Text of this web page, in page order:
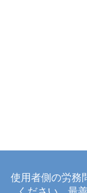
使用者側の労務